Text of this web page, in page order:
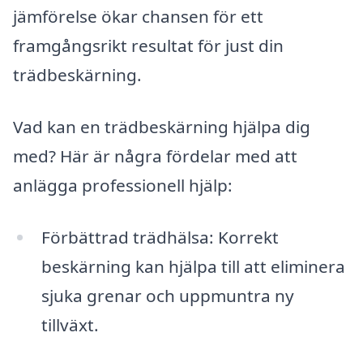
jämförelse ökar chansen för ett
framgångsrikt resultat för just din
trädbeskärning.
Vad kan en trädbeskärning hjälpa dig
med? Här är några fördelar med att
anlägga professionell hjälp:
Förbättrad trädhälsa: Korrekt
beskärning kan hjälpa till att eliminera
sjuka grenar och uppmuntra ny
tillväxt.